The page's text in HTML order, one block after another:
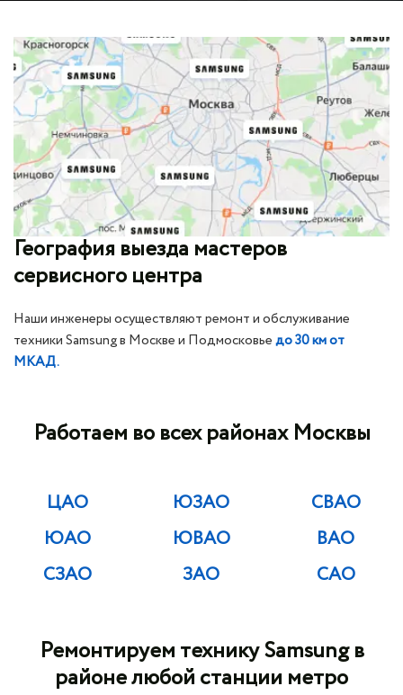
География выезда мастеров
сервисного центра
Наши инженеры осуществляют ремонт и обслуживание
техники Samsung в Москве и Подмосковьедо 30 км от
МКАД.
Работаем во всех районах Москвы
ЦАО ЮЗАО
СВАО
ЮАО
ЮВАО
ВАО
СЗАО
ЗАО САО
Ремонтируем технику Samsung в
районе любой станции метро